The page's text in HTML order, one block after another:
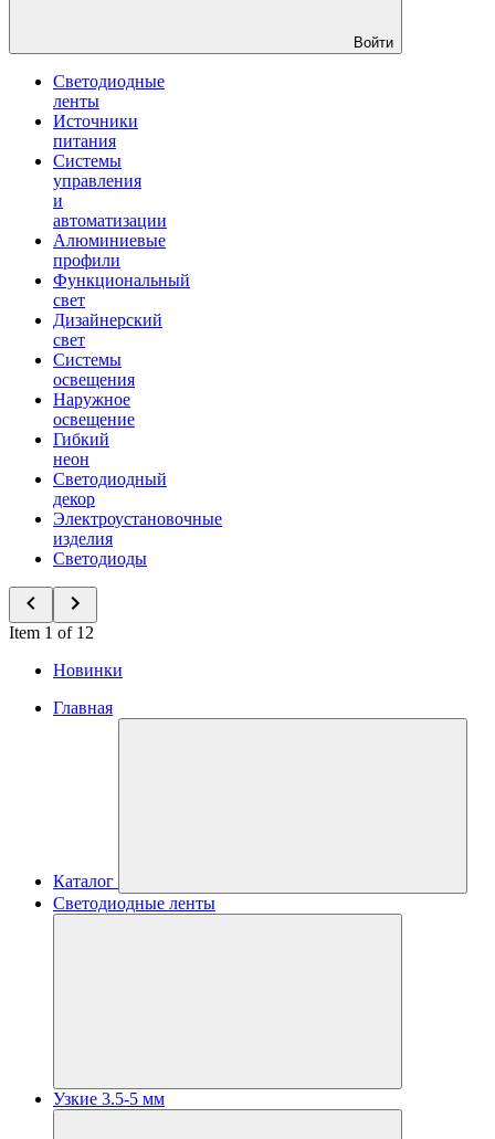
Войти
Светодиодные
ленты
Источники
питания
Системы
управления
и
автоматизации
Алюминиевые
профили
Функциональный
свет
Дизайнерский
свет
Системы
освещения
Наружное
освещение
Гибкий
неон
Светодиодный
декор
Электроустановочные
изделия
Светодиоды
Item 1 of 12
Новинки
Главная
Каталог
Светодиодные ленты
Узкие 3.5-5 мм